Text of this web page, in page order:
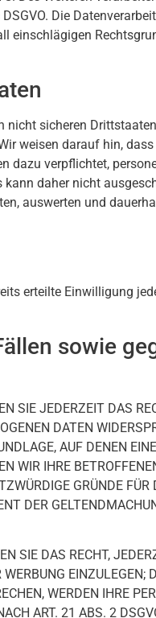
Die
einschlägigen
nicht sicheren
weisen darauf hin,
dazu verpflichtet,
daher nicht
auswerten und
erteilte Einwilligung
sowie
SIE JEDERZEIT DAS
DATEN
AUF DENEN
WIR IHRE
GRÜNDE FÜR
DER
SIE DAS RECHT,
EINZULEGEN;
WERDEN IHRE
ART. 21 ABS. 2